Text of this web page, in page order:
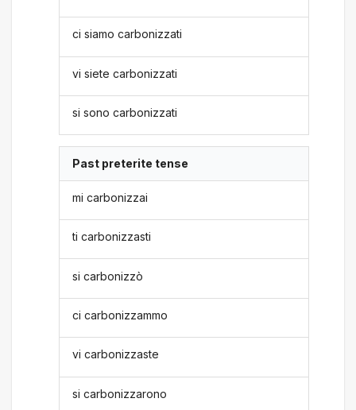
ci siamo carbonizzati
vi siete carbonizzati
si sono carbonizzati
Past preterite tense
mi carbonizzai
ti carbonizzasti
si carbonizzò
ci carbonizzammo
vi carbonizzaste
si carbonizzarono